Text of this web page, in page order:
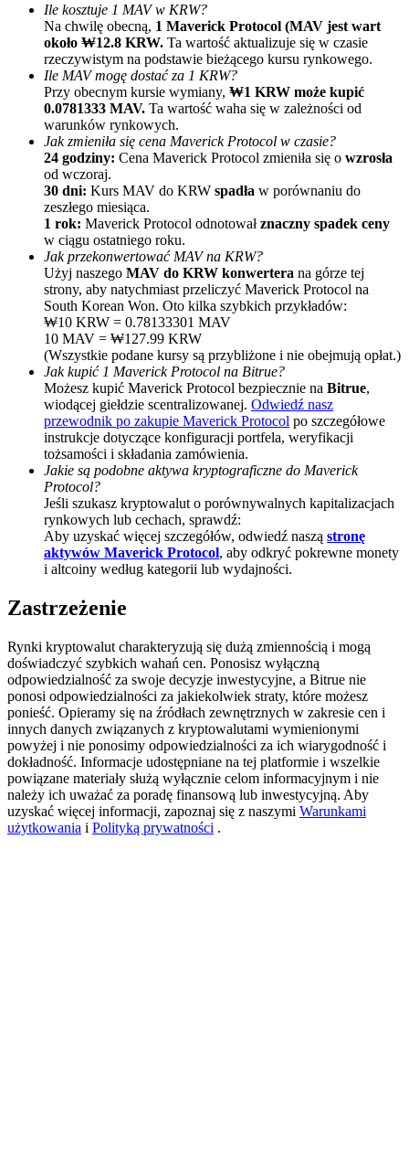
Polecaj
Zaproś przyjaciela, aby otrzymać nagrody pieniężne
BTC Welcome Rewards
BTC Welcome Rewards
Deposit & Trade BTC to Share 25000 USDT prize pool!
Deposit CASHCAT & Win
Share 500000 CASHCAT prize pool
Register & Trade to Win 500,000 USDT
Precious Metals Trading Carnival
Trade Gold & Silver · 33,333 USDT Bonus
Ile kosztuje 1 MAV w KRW?
Na chwilę obecną, 1 Maverick Protocol (MAV jest wart
około ₩12.8 KRW. Ta wartość aktualizuje się w czasie
rzeczywistym na podstawie bieżącego kursu rynkowego.
Ile MAV mogę dostać za 1 KRW?
Przy obecnym kursie wymiany, ₩1 KRW może kupić
0.0781333 MAV. Ta wartość waha się w zależności od
warunków rynkowych.
Jak zmieniła się cena Maverick Protocol w czasie?
24 godziny: Cena Maverick Protocol zmieniła się o wzrosła
od wczoraj.
30 dni: Kurs MAV do KRW spadła w porównaniu do
zeszłego miesiąca.
1 rok: Maverick Protocol odnotowałznaczny spadek ceny
w ciągu ostatniego roku.
Jak przekonwertować MAV na KRW?
Użyj naszego MAV do KRW konwertera na górze tej
strony, aby natychmiast przeliczyć Maverick Protocol na
South Korean Won. Oto kilka szybkich przykładów:
₩10 KRW = 0.78133301 MAV
10 MAV = ₩127.99 KRW
(Wszystkie podane kursy są przybliżone i nie obejmują opłat.)
Jak kupić 1 Maverick Protocol na Bitrue?
Możesz kupić Maverick Protocol bezpiecznie na Bitrue,
wiodącej giełdzie scentralizowanej. Odwiedź nasz
przewodnik po zakupie Maverick Protocol po szczegółowe
instrukcje dotyczące konfiguracji portfela, weryfikacji
tożsamości i składania zamówienia.
Jakie są podobne aktywa kryptograficzne do Maverick
Protocol?
Jeśli szukasz kryptowalut o porównywalnych kapitalizacjach
rynkowych lub cechach, sprawdź:
Aby uzyskać więcej szczegółów, odwiedź naszą stronę
aktywów Maverick Protocol, aby odkryć pokrewne monety
i altcoiny według kategorii lub wydajności.
Zastrzeżenie
Rynki kryptowalut charakteryzują się dużą zmiennością i mogą
doświadczyć szybkich wahań cen. Ponosisz wyłączną
odpowiedzialność za swoje decyzje inwestycyjne, a Bitrue nie
ponosi odpowiedzialności za jakiekolwiek straty, które możesz
ponieść. Opieramy się na źródłach zewnętrznych w zakresie cen i
innych danych związanych z kryptowalutami wymienionymi
powyżej i nie ponosimy odpowiedzialności za ich wiarygodność i
dokładność. Informacje udostępniane na tej platformie i wszelkie
powiązane materiały służą wyłącznie celom informacyjnym i nie
należy ich uważać za poradę finansową lub inwestycyjną. Aby
uzyskać więcej informacji, zapoznaj się z naszymi Warunkami
użytkowania i Polityką prywatności .